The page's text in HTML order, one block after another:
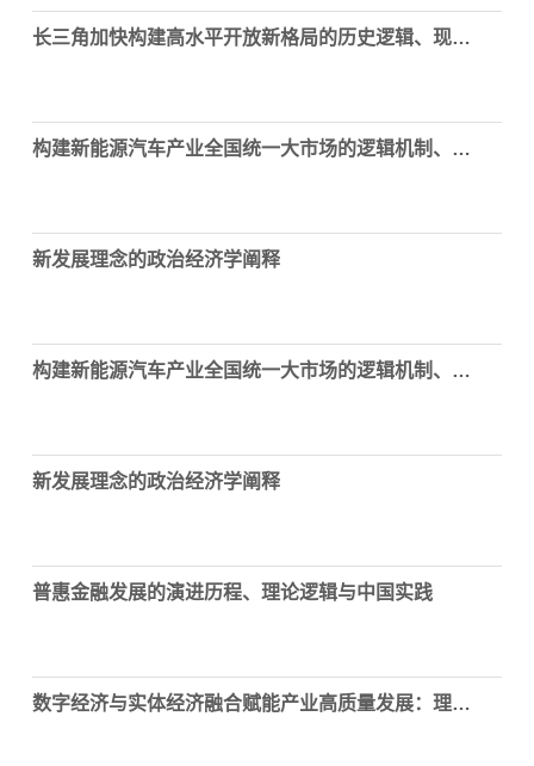
长三角加快构建高水平开放新格局的历史逻辑、现实基础与行动策略
构建新能源汽车产业全国统一大市场的逻辑机制、现实挑战及路径选择
新发展理念的政治经济学阐释
构建新能源汽车产业全国统一大市场的逻辑机制、现实挑战及路径选择
新发展理念的政治经济学阐释
普惠金融发展的演进历程、理论逻辑与中国实践
数字经济与实体经济融合赋能产业高质量发展：理论逻辑、现实困境与实践进路